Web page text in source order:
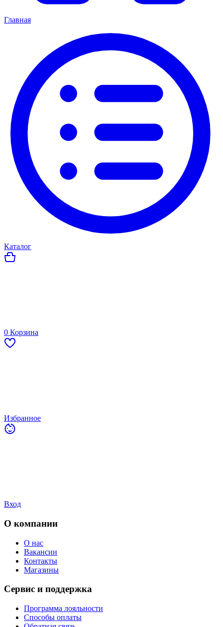
Главная
Каталог
0 Корзина
Избранное
Вход
О компании
О нас
Вакансии
Контакты
Магазины
Сервис и поддержка
Программа лояльности
Способы оплаты